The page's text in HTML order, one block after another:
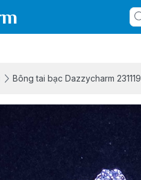
Bông tai bạc Dazzycharm 231119